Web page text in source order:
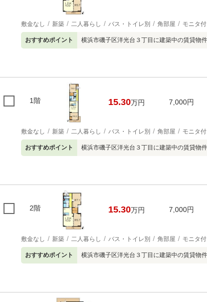
敷金なし 新築 二人暮らし バス・トイレ別 角部屋 モニタ
おすすめポイント 横浜市磯子区洋光台３丁目に建築中の賃貸物
1階 15.30万円 7,000円
敷金なし 新築 二人暮らし バス・トイレ別 角部屋 モニタ
おすすめポイント 横浜市磯子区洋光台３丁目に建築中の賃貸物
2階 15.30万円 7,000円
敷金なし 新築 二人暮らし バス・トイレ別 角部屋 モニタ
おすすめポイント 横浜市磯子区洋光台３丁目に建築中の賃貸物